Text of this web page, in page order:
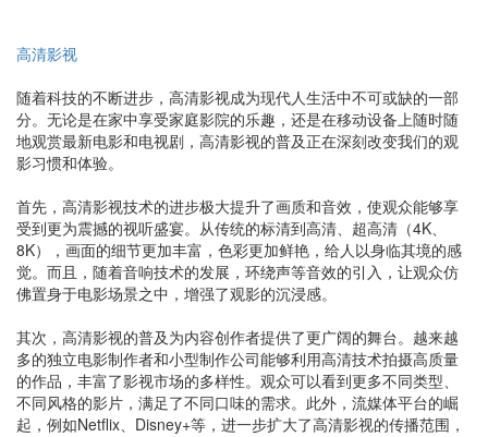
高清影视
随着科技的不断进步，高清影视成为现代人生活中不可或缺的一部
分。无论是在家中享受家庭影院的乐趣，还是在移动设备上随时随
地观赏最新电影和电视剧，高清影视的普及正在深刻改变我们的观
影习惯和体验。
首先，高清影视技术的进步极大提升了画质和音效，使观众能够享
受到更为震撼的视听盛宴。从传统的标清到高清、超高清（4K、
8K），画面的细节更加丰富，色彩更加鲜艳，给人以身临其境的感
觉。而且，随着音响技术的发展，环绕声等音效的引入，让观众仿
佛置身于电影场景之中，增强了观影的沉浸感。
其次，高清影视的普及为内容创作者提供了更广阔的舞台。越来越
多的独立电影制作者和小型制作公司能够利用高清技术拍摄高质量
的作品，丰富了影视市场的多样性。观众可以看到更多不同类型、
不同风格的影片，满足了不同口味的需求。此外，流媒体平台的崛
起，例如Netflix、Disney+等，进一步扩大了高清影视的传播范围，